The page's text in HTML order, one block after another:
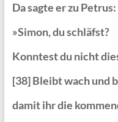
Da sagte er zu Petrus:
»Simon, du schläfst?
Konntest du nicht
[38] Bleibt wach und
damit ihr die